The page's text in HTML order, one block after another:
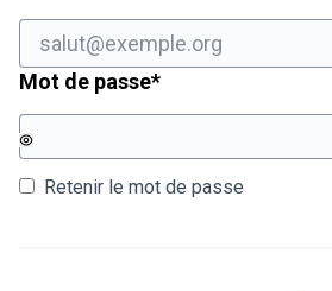
Mot de passe*Champ obligatoire
Retenir le mot de passe